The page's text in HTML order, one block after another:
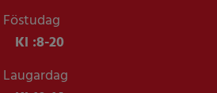
Föstudag
Kl :8-20
Laugardag